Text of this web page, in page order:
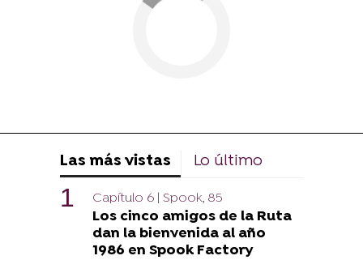
Las más vistas Lo último
Capítulo 6 | Spook, 85
Los cinco amigos de la Ruta
dan la bienvenida al año
1986 en Spook Factory